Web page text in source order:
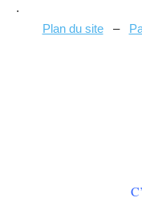
.
Plan du site–